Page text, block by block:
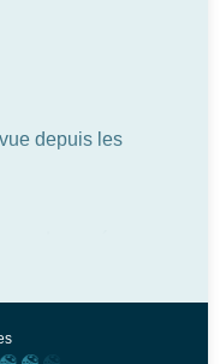
depuis les
convenable de